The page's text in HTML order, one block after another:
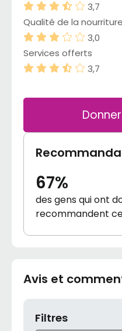
3,7
Qualité de la nourriture
3,0
Services offerts
3,7
67%
des gens qui ont
recommandent
Avis et
Filtres